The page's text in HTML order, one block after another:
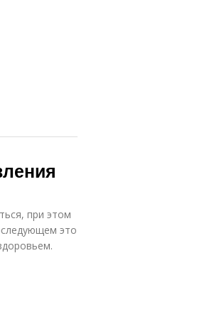
при этом
это